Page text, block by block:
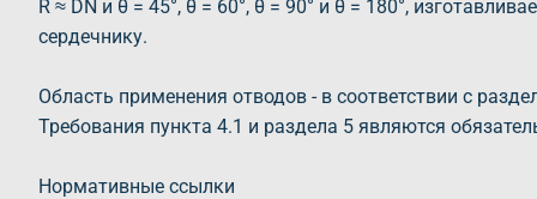
R ≈ DN и θ = 45°, θ = 60°, θ = 90° и θ = 180°,
сердечнику.
Область применения отводов - в соответствии с
Требования пункта 4.1 и раздела 5 являются
Нормативные ссылки